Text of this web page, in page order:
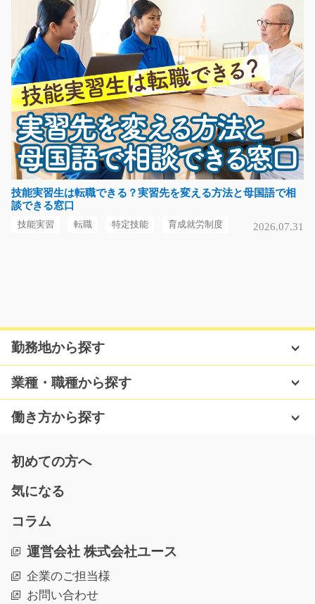
未経験の方大歓迎☆プラスチック製品を機械にセットし
て組み立てる仕事です…
長期（3ヶ月以上）
時給1100円～
静岡県掛川市
気になる
ガッツリ稼げる！自動車部品の目視検査/g04_0109
1
急募
高時給！単純作業がメイン！工場未経験の方でも大歓
迎！自動車部品の目視…
お酒のピッキング作業/g06_00757
急募
＼未経験の方歓迎☆幅広い年代の方活躍中♪／ 酒蔵工場
内の倉庫で、お酒や一…
時給1,300円
サービス付き高齢者住宅介護業務/y11_01028
サービス付き高齢者向け住宅での介護業務です。 夜勤専
技能実習生は転職できる？実習先を変える方法と母国語で相
談できる窓口
技能実習 転職 特定技能 育成就労制度 2026.07.31
勤務地から探す
業種・職種から探す
働き方から探す
初めての方へ
気になる
コラム
運営会社 株式会社ユース
企業のご担当様
お問い合わせ